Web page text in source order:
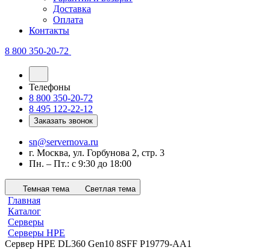
Доставка
Оплата
Контакты
8 800 350-20-72
Телефоны
8 800 350-20-72
8 495 122-22-12
Заказать звонок
sn@servernova.ru
г. Москва, ул. Горбунова 2, стр. 3
Пн. – Пт.: с 9:30 до 18:00
Темная тема Светлая тема
Главная
Каталог
Серверы
Серверы HPE
Сервер HPE DL360 Gen10 8SFF P19779-AA1